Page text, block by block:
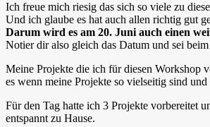
Ich freue mich riesig das sich so viele zu
Und ich glaube es hat auch allen richtig gut
Darum wird es am 20. Juni auch einen
Notier dir also gleich das Datum und sei
Meine Projekte die ich für diesen Workshop
es wenn meine Projekte so vielseitig sind
Für den Tag hatte ich 3 Projekte vorbereitet
entspannt zu Hause.